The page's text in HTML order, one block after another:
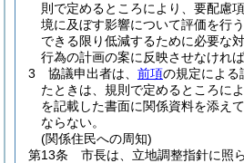
則で定めるところにより、要配慮
境に及ぼす影響について評価を行
できる限り低減するために必要な
行為の計画の案に反映させなければ
3
協議申出者は、 前項の規定による
たときは、規則で定めるところに
を記載した書面に関係資料を添え
ならない。
(関係住民への周知)
第13条
市長は、立地調整指針に照